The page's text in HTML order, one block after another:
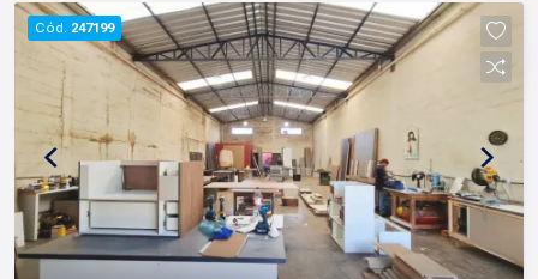
clientes. Somos uma imobiliária que equilibra a
tradicionalidade com o arrojo e a força comercial
da atualidade. A Lago é sua principal imobiliária
em Ribeirão Preto!
Cód. 247199